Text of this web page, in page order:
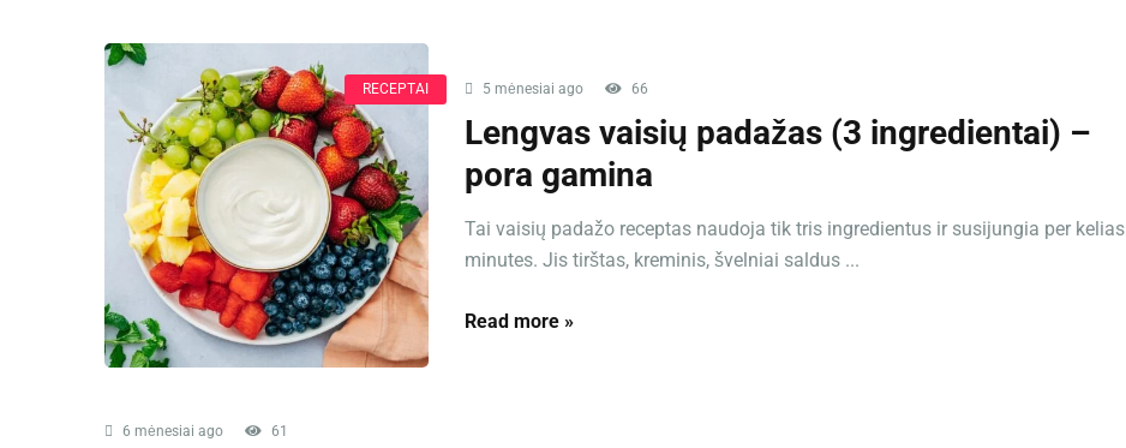
RECEPTAI 5 mėnesiai ago 66
Lengvas vaisių padažas (3 ingredientai) –
pora gamina
Tai vaisių padažo receptas naudoja tik tris ingredientus ir susijungia per kelias
minutes. Jis tirštas, kreminis, švelniai saldus ...
Read more »
6 mėnesiai ago 61